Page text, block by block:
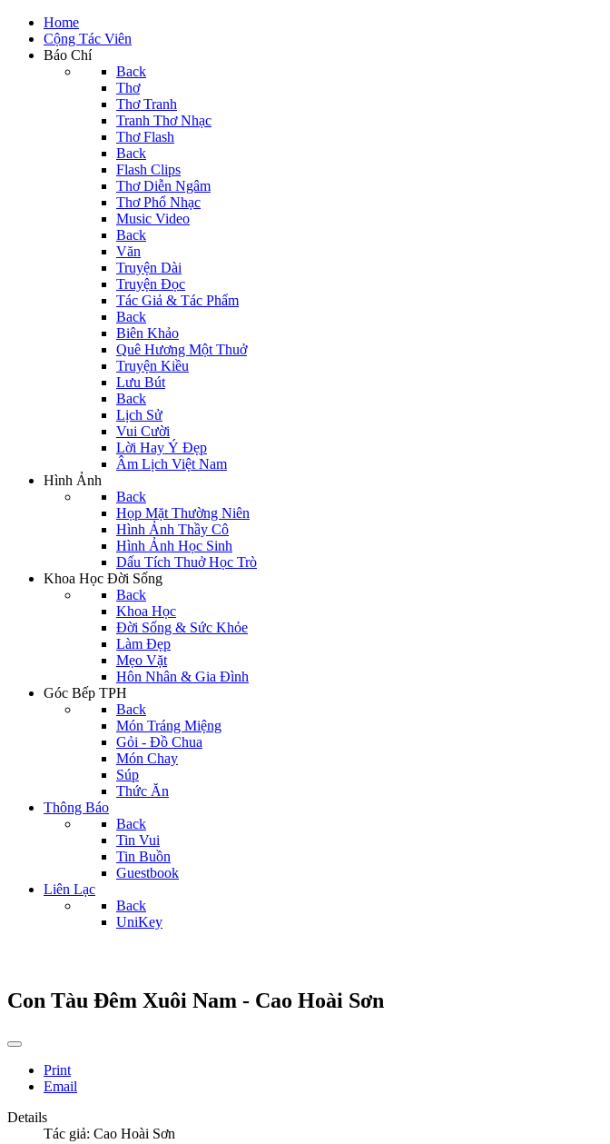
Home
Cộng Tác Viên
Báo Chí
Back
Thơ
Thơ Tranh
Tranh Thơ Nhạc
Thơ Flash
Back
Flash Clips
Thơ Diễn Ngâm
Thơ Phổ Nhạc
Music Video
Back
Văn
Truyện Dài
Truyện Đọc
Tác Giả & Tác Phẩm
Back
Biên Khảo
Quê Hương Một Thuở
Truyện Kiều
Lưu Bút
Back
Lịch Sử
Vui Cười
Lời Hay Ý Đẹp
Âm Lịch Việt Nam
Hình Ảnh
Back
Họp Mặt Thường Niên
Hình Ảnh Thầy Cô
Hình Ảnh Học Sinh
Dấu Tích Thuở Học Trò
Khoa Học Đời Sống
Back
Khoa Học
Đời Sống & Sức Khỏe
Làm Đẹp
Mẹo Vặt
Hôn Nhân & Gia Đình
Góc Bếp TPH
Back
Món Tráng Miệng
Gỏi - Đồ Chua
Món Chay
Súp
Thức Ăn
Thông Báo
Back
Tin Vui
Tin Buồn
Guestbook
Liên Lạc
Back
UniKey
Con Tàu Đêm Xuôi Nam - Cao Hoài Sơn
Print
Email
Details
Tác giả: Cao Hoài Sơn